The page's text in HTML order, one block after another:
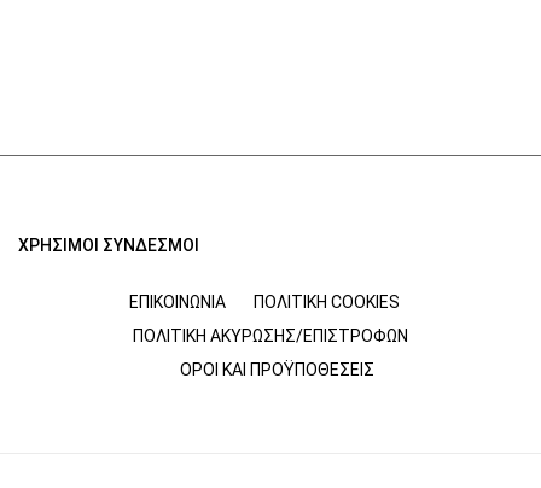
ΧΡΗΣΙΜΟΙ ΣΥΝΔΕΣΜΟΙ
ΕΠΙΚΟΙΝΩΝΊΑ
ΠΟΛΙΤΙΚΉ COOKIES
ΠΟΛΙΤΙΚΉ ΑΚΎΡΩΣΗΣ/ΕΠΙΣΤΡΟΦΏΝ
ΌΡΟΙ ΚΑΙ ΠΡΟΫΠΟΘΈΣΕΙΣ